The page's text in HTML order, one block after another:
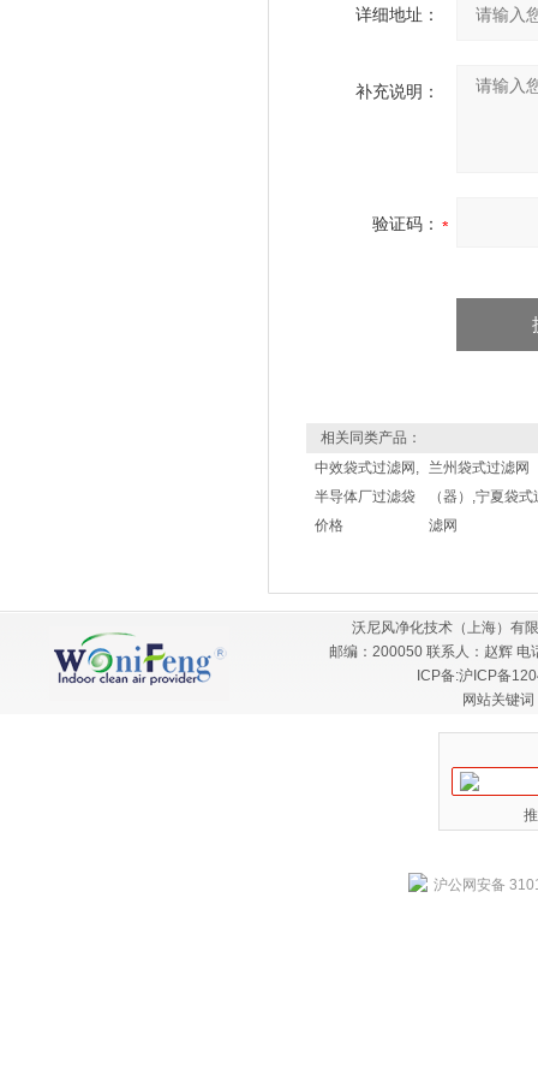
详细地址：
补充说明：
验证码：
相关同类产品：
中效袋式过滤网,
半导体厂过滤袋
价格
兰州袋式过滤网
（器）,宁夏袋式
滤网
沃尼风净化技术（上海）有
邮编：200050 联系人：赵辉
ICP备:沪ICP备
网站关键
沪公网安备